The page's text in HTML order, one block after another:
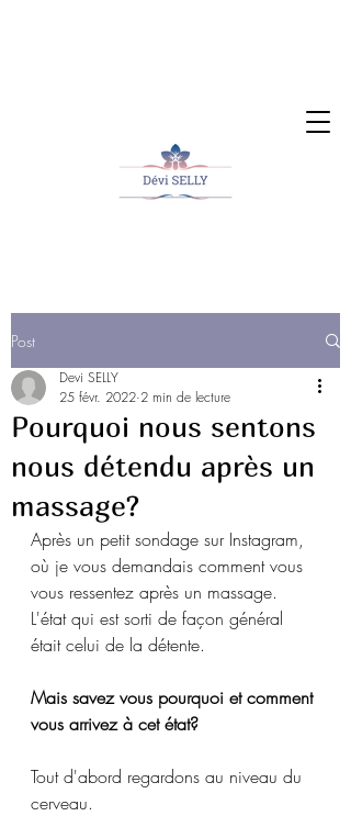
Post
Pourquoi nous sentons
nous détendu après un
massage?
Devi SELLY
25 févr. 2022 2 min de lecture
Après un petit sondage sur Instagram,
où je vous demandais comment vous
vous ressentez après un massage.
L'état qui est sorti de façon général
était celui de la détente.
Mais savez vous pourquoi et comment
vous arrivez à cet état?
Tout d'abord regardons au niveau du
cerveau.